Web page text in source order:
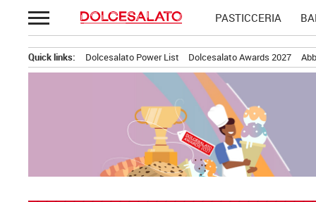
Passa
al
PASTICCERIA
Quick links: Dolcesalato Power List Dolcesalato Awards 2027